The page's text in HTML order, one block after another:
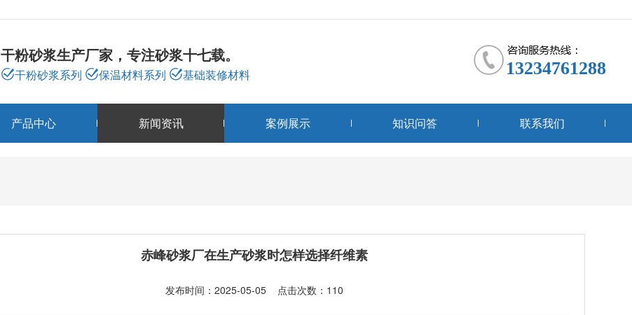
干粉砂浆生产厂家，专注砂浆十七载。
干粉砂浆系列 保温材料系列 基础装修材料 13234761288
产品中心 新闻资讯 案例展示 知识问答 联系我们
赤峰砂浆厂在生产砂浆时怎样选择纤维素
发布时间：2025-05-05 点击次数：110